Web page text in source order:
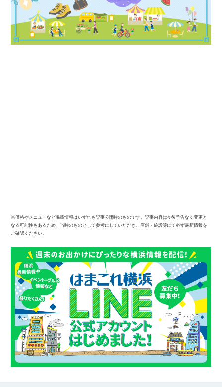
※価格やメニューなど掲載情報はいずれも記事公開時のものです。記事内容は今後予告なく変更と
なる可能性もあるため、当時のものとして参考にしていただき、店舗・施設等にて必ず最新情報を
ご確認ください。